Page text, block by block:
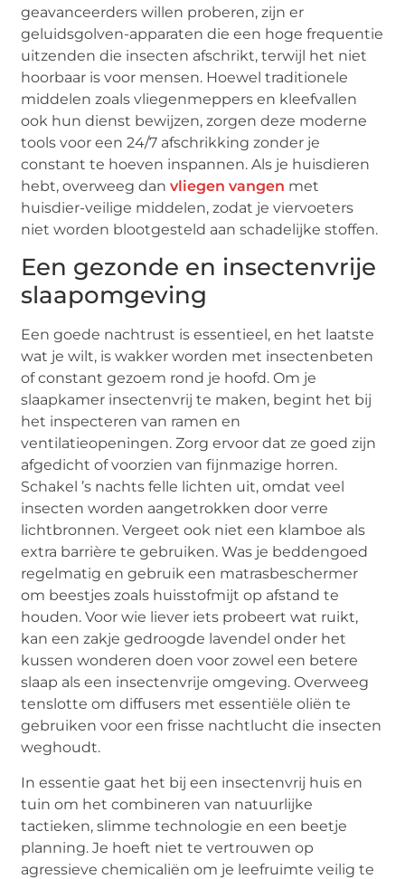
geavanceerders willen proberen, zijn er
geluidsgolven-apparaten die een hoge frequentie
uitzenden die insecten afschrikt, terwijl het niet
hoorbaar is voor mensen. Hoewel traditionele
middelen zoals vliegenmeppers en kleefvallen
ook hun dienst bewijzen, zorgen deze moderne
tools voor een 24/7 afschrikking zonder je
constant te hoeven inspannen. Als je huisdieren
hebt, overweeg danvliegen vangen met
huisdier-veilige middelen, zodat je viervoeters
niet worden blootgesteld aan schadelijke stoffen.
Een gezonde en insectenvrije
slaapomgeving
Een goede nachtrust is essentieel, en het laatste
wat je wilt, is wakker worden met insectenbeten
of constant gezoem rond je hoofd. Om je
slaapkamer insectenvrij te maken, begint het bij
het inspecteren van ramen en
ventilatieopeningen. Zorg ervoor dat ze goed zijn
afgedicht of voorzien van fijnmazige horren.
Schakel ’s nachts felle lichten uit, omdat veel
insecten worden aangetrokken door verre
lichtbronnen. Vergeet ook niet een klamboe als
extra barrière te gebruiken. Was je beddengoed
regelmatig en gebruik een matrasbeschermer
om beestjes zoals huisstofmijt op afstand te
houden. Voor wie liever iets probeert wat ruikt,
kan een zakje gedroogde lavendel onder het
kussen wonderen doen voor zowel een betere
slaap als een insectenvrije omgeving. Overweeg
tenslotte om diffusers met essentiële oliën te
gebruiken voor een frisse nachtlucht die insecten
weghoudt.
In essentie gaat het bij een insectenvrij huis en
tuin om het combineren van natuurlijke
tactieken, slimme technologie en een beetje
planning. Je hoeft niet te vertrouwen op
agressieve chemicaliën om je leefruimte veilig te